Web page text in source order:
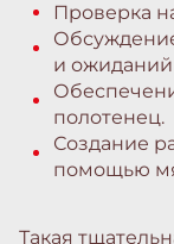
Проверка
и ожиданий
полотенец.
Создание
помощью
Такая